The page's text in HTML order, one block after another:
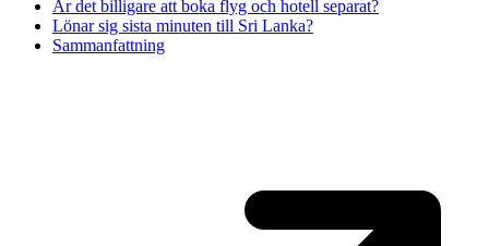
Är det billigare att boka flyg och hotell separat?
Lönar sig sista minuten till Sri Lanka?
Sammanfattning